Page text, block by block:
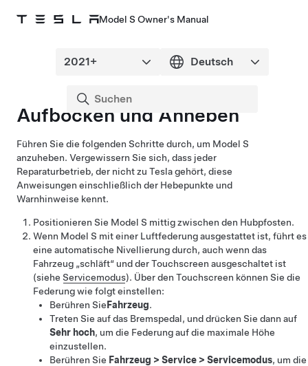
Model S Owner's Manual
Aufbocken und Anheben
Führen Sie die folgenden Schritte durch, um Model S
anzuheben. Vergewissern Sie sich, dass jeder
Reparaturbetrieb, der nicht zu Tesla gehört, diese
Anweisungen einschließlich der Hebepunkte und
Warnhinweise kennt.
Positionieren Sie Model S mittig zwischen den Hubpfosten.
Wenn Model S mit einer Luftfederung ausgestattet ist, führt es
eine automatische Nivellierung durch, auch wenn das
Fahrzeug „schläft“ und der Touchscreen ausgeschaltet ist
(siehe Servicemodus). Über den Touchscreen können Sie die
Federung wie folgt einstellen:
Berühren Sie Fahrzeug.
Treten Sie auf das Bremspedal, und drücken Sie dann auf
Sehr hoch, um die Federung auf die maximale Höhe
einzustellen.
Berühren Sie Fahrzeug > Service > Servicemodus, um die